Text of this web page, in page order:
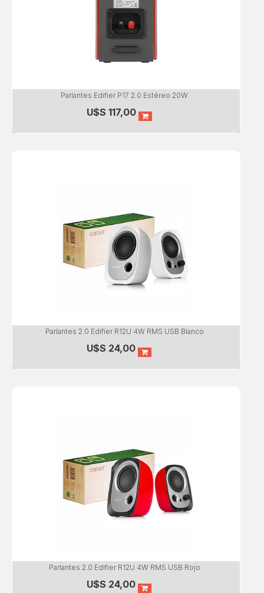
Parlantes Edifier P17 2.0 Estéreo 20W
U$S 117,00
Parlantes 2.0 Edifier R12U 4W RMS USB Blanco
U$S 24,00
Parlantes 2.0 Edifier R12U 4W RMS USB Rojo
U$S 24,00